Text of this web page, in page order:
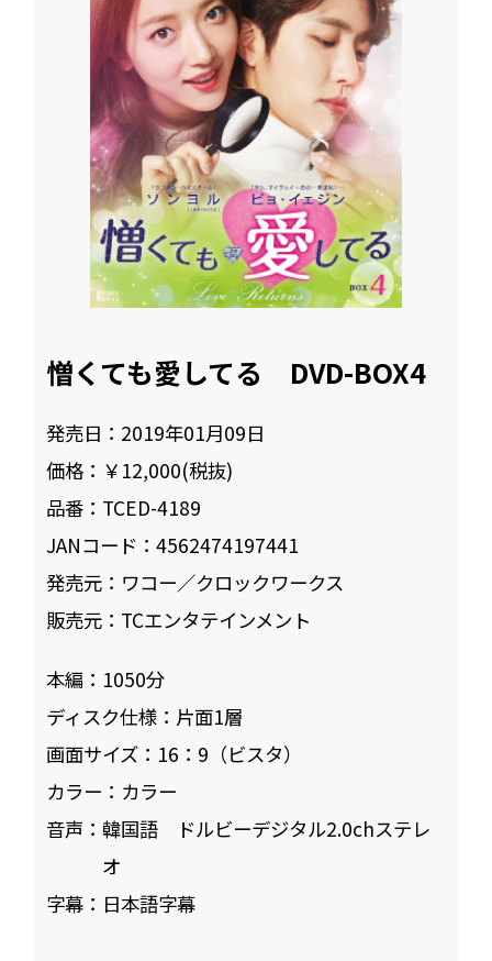
憎くても愛してる DVD-BOX4
発売日： 2019年01月09日
価格： ￥12,000(税抜)
品番： TCED-4189
JANコード：4562474197441
発売元： ワコー／クロックワークス
販売元： TCエンタテインメント
本編： 1050
ディスク仕様： 片面1層
画面サイズ： 16：9（ビスタ）
カラー： カラー
音声：韓国語 ドルビーデジタル2.0chステレ
オ
字幕： 日本語字幕